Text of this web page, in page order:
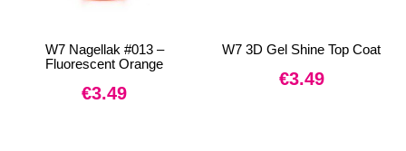
W7 Nagellak #013 –
Fluorescent Orange
€3.49
W7 3D Gel Shine Top Coat
€3.49